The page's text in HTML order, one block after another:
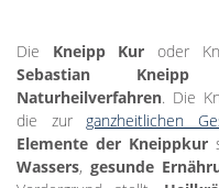
Die Kneipp Kur oder
Sebastian
Naturheilverfahren. Die
die zur ganzheitlichen
Elemente der Kneippkur
Wassers,gesunde